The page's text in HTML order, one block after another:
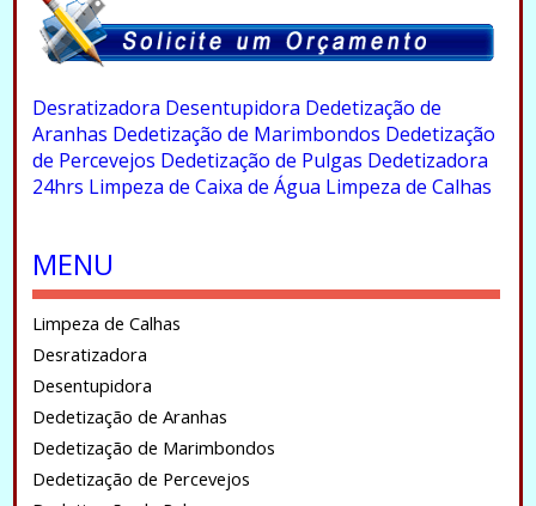
Desratizadora Desentupidora Dedetização de
Aranhas Dedetização de Marimbondos Dedetização
de Percevejos Dedetização de Pulgas Dedetizadora
24hrs Limpeza de Caixa de Água Limpeza de Calhas
MENU
Limpeza de Calhas
Desratizadora
Desentupidora
Dedetização de Aranhas
Dedetização de Marimbondos
Dedetização de Percevejos